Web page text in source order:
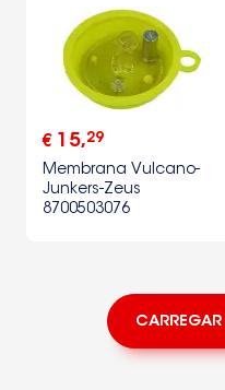
€ 15,29
Membrana Vulcano-
Junkers-Zeus
8700503076